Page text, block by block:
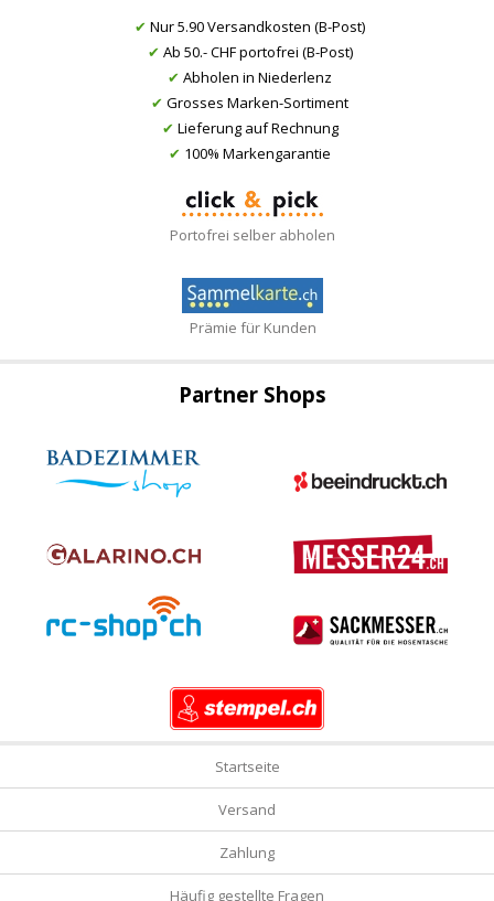
✔ Nur 5.90 Versandkosten (B-Post)
✔ Ab 50.- CHF portofrei (B-Post)
✔ Abholen in Niederlenz
✔ Grosses Marken-Sortiment
✔ Lieferung auf Rechnung
✔ 100% Markengarantie
Portofrei selber abholen
Prämie für Kunden
Partner Shops
Startseite
Versand
Zahlung
Häufig gestellte Fragen